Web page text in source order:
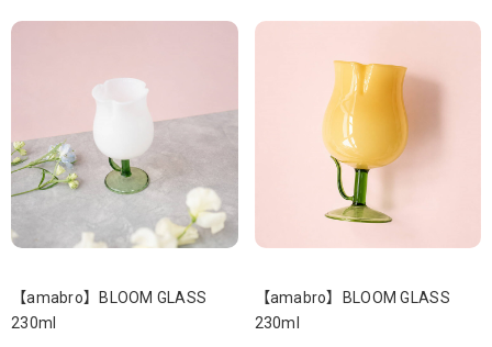
【amabro】BLOOM GLASS
230ml
【amabro】BLOOM GLASS
230ml